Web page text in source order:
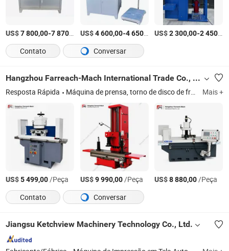
US$7 800,00-7 870,00 /Peça
US$4 600,00-4 650,00 /Peça
US$2 300,00-2 450,00
Contato
Conversar
Hangzhou Farreach-Mach International Trade Co., Ltd.
Resposta Rápida Máquina de prensa, torno de disco de freio, dobradora de tubos, máquina de dobrar tubos Mais +
US$5 499,00/Peça US$9 990,00/Peça US$8 880,00/Peça
Contato
Conversar
Jiangsu Ketchview Machinery Technology Co., Ltd.